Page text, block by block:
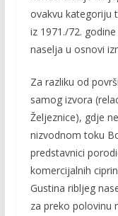
ovakvu kategoriju
iz 1971./72.
naselja u osnovi
Za razliku od
samog izvora
Željeznice), gdje
nizvodnom toku
predstavnici
komercijalnih
Gustina ribljeg
za preko polovinu